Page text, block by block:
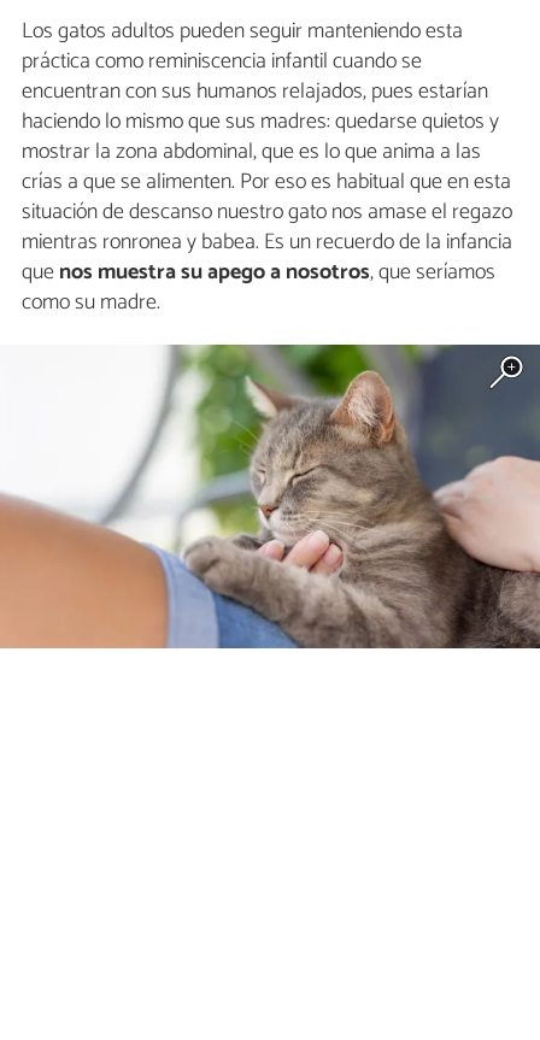
Los gatos adultos pueden seguir manteniendo esta
práctica como reminiscencia infantil cuando se
encuentran con sus humanos relajados, pues estarían
haciendo lo mismo que sus madres: quedarse quietos y
mostrar la zona abdominal, que es lo que anima a las
crías a que se alimenten. Por eso es habitual que en esta
situación de descanso nuestro gato nos amase el regazo
mientras ronronea y babea. Es un recuerdo de la infancia
quenos muestra su apego a nosotros, que seríamos
como su madre.